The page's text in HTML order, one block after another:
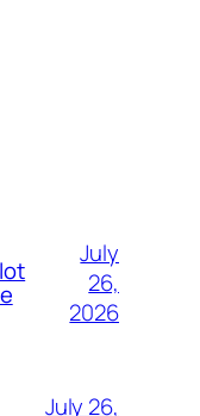
July
26,
2026
July 26,